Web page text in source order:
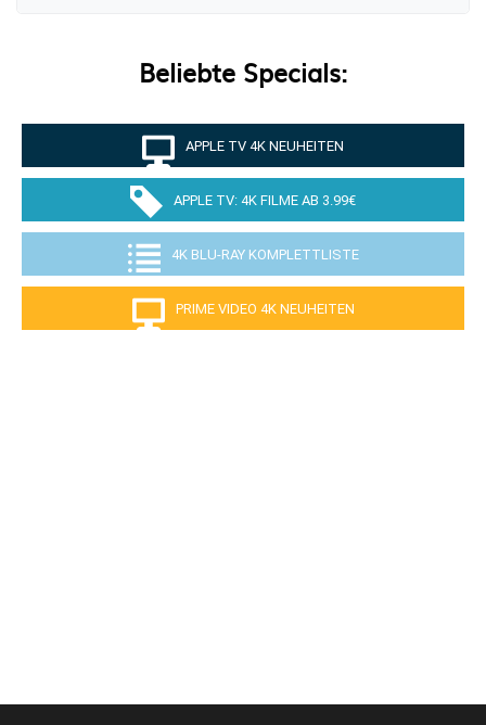
Beliebte Specials:
APPLE TV 4K NEUHEITEN
APPLE TV: 4K FILME AB 3.99€
4K BLU-RAY KOMPLETTLISTE
PRIME VIDEO 4K NEUHEITEN